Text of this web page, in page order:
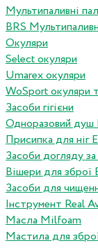
Мультипаливні
BRS
Окуляри
Select окуляри
Umarex окуляри
WoSport окуляри
Засоби гігієни
Одноразовий душ
Присипка для ніг
Засоби догляду
Вішери для зброї
Засоби для
Інструмент Real
Масла Milfoam
Мастила для